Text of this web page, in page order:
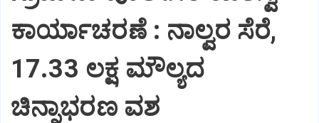
ಕಾರ್ಯಾಚರಣೆ : ನಾಲ್ವರ ಸೆರೆ,
17.33 ಲಕ್ಷ ಮೌಲ್ಯದ
ಚಿನ್ನಾಭರಣ ವಶ